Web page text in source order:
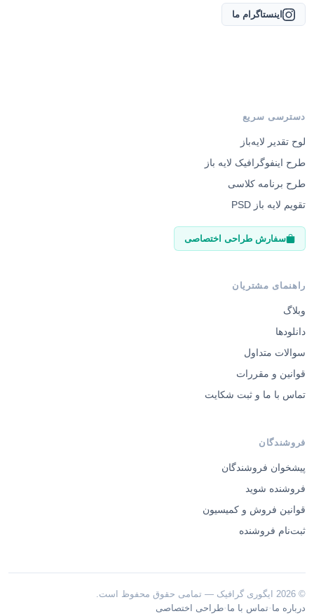
اینستاگرام ما
دسترسی سریع
لوح تقدیر لایه‌باز
طرح اینفوگرافیک لایه باز
طرح برنامه کلاسی
تقویم لایه باز PSD
سفارش طراحی اختصاصی
راهنمای مشتریان
وبلاگ
دانلودها
سوالات متداول
قوانین و مقررات
تماس با ما و ثبت شکایت
فروشندگان
پیشخوان فروشندگان
فروشنده شوید
قوانین فروش و کمیسیون
ثبت‌نام فروشنده
© 2026 ایگوری گرافیک — تمامی حقوق محفوظ است.
درباره ما ·تماس با ما ·طراحی اختصاصی